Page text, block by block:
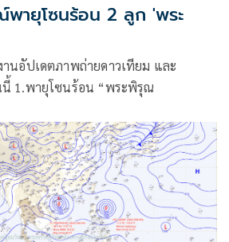
พายุโซนร้อน 2 ลูก 'พระ
นอัปเดตภาพถ่ายดาวเทียม และ
1.พายุโซนร้อน “พระพิรุณ